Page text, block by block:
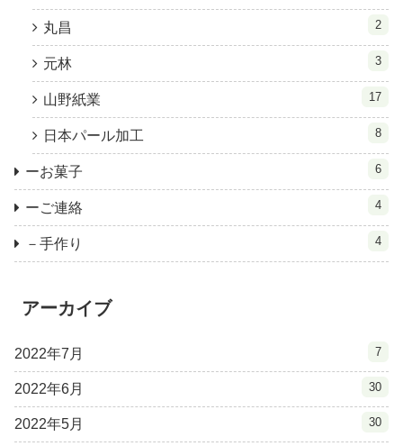
丸昌 2
元林 3
山野紙業 17
日本パール加工 8
ーお菓子 6
ーご連絡 4
－手作り 4
アーカイブ
2022年7月 7
2022年6月 30
2022年5月 30